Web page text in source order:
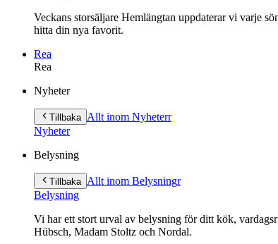
Veckans storsäljare Hemlängtan uppdaterar vi varje
hitta din nya favorit.
Rea
Rea
innehåll
Nyheter
Tillbaka Allt inom Nyheterr
Nyheter
Belysning
Tillbaka Allt inom Belysningr
Belysning
Vi har ett stort urval av belysning för ditt kök,
Hübsch, Madam Stoltz och Nordal.